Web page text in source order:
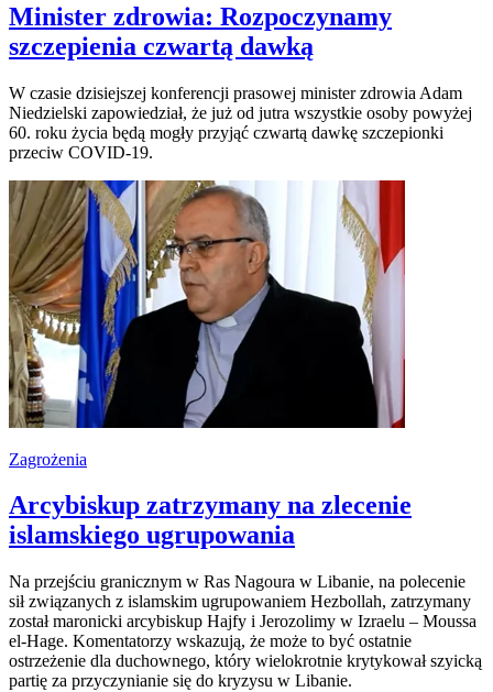
Minister zdrowia: Rozpoczynamy
szczepienia czwartą dawką
W czasie dzisiejszej konferencji prasowej minister zdrowia Adam
Niedzielski zapowiedział, że już od jutra wszystkie osoby powyżej
60. roku życia będą mogły przyjąć czwartą dawkę szczepionki
przeciw COVID-19.
Zagrożenia
Arcybiskup zatrzymany na zlecenie
islamskiego ugrupowania
Na przejściu granicznym w Ras Nagoura w Libanie, na polecenie
sił związanych z islamskim ugrupowaniem Hezbollah, zatrzymany
został maronicki arcybiskup Hajfy i Jerozolimy w Izraelu – Moussa
el-Hage. Komentatorzy wskazują, że może to być ostatnie
ostrzeżenie dla duchownego, który wielokrotnie krytykował szyicką
partię za przyczynianie się do kryzysu w Libanie.